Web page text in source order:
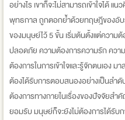
อย่างไร เขาก็จะไม่สามารถเข้าใจได้
พุทธกาล ถูกตอกย้ำด้วยทฤษฎีของอับ
ของมนุษย์ไว้ 5 ขั้น เริ่มต้นตั้งแต่ความ
ปลอดภัย ความต้องการความรัก ควา
ต้องการในการเข้าใจและรู้จักตนเอง
ต้องได้รับการตอบสนองอย่างเป็นลำ
ต้องการทางกายในเรื่องของปัจจัยสำ
ยอมรับ มนุษย์ก็จะยังไม่ต้องการได้รั